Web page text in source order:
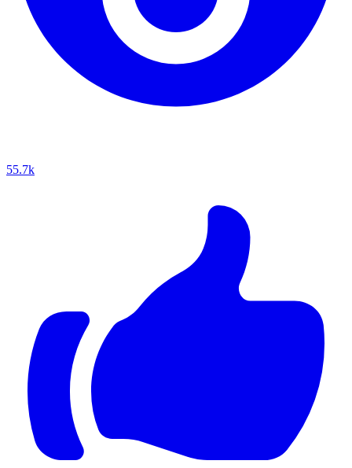
55.7k